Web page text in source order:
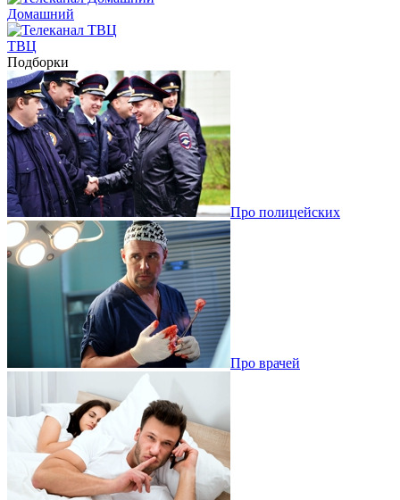
Домашний
ТВЦ
Подборки
Про полицейских
Про врачей